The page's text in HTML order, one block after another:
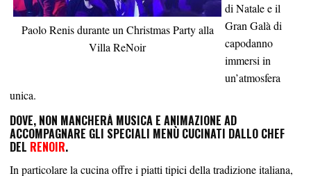
Paolo Renis durante un Christmas Party alla
Villa ReNoir
di Natale e il
Gran Galà di
capodanno
immersi in
un’atmosfera
unica.
DOVE, NON MANCHERÀ MUSICA E ANIMAZIONE AD
ACCOMPAGNARE GLI SPECIALI MENÙ CUCINATI DALLO CHEF
DEL RENOIR.
In particolare la cucina offre i piatti tipici della tradizione italiana,